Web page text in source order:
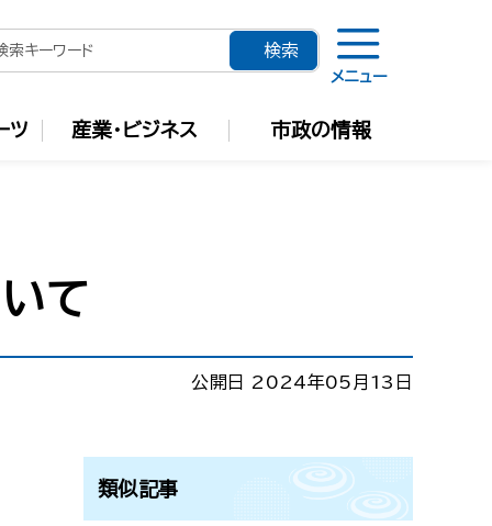
メニュー
ツ 産業・ビジネス 市政の情報
て
公開日 2024年05月13日
類似記事